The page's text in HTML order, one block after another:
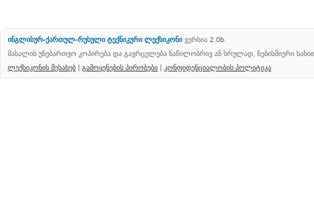
ინგლისურ-ქართულ-რუსული ტექნიკური ლექსიკონი ვერსია 2.0b
მასალის უნებართვო კოპირება და გავრცელება ნაწილობრივ ან სრულად, ნებისმიერი
ლექსიკონის შესახებ | გამოყენების პირობები | კონფიდენციალობის პოლიტიკა